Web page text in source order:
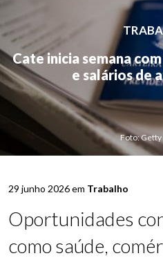
Cate inicia semana
e salários de
Foto: Getty
29 junho 2026 em Trabalho
Oportunidades
como saúde,